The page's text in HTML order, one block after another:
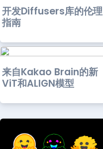
开发Diffusers库的伦理
指南
来自Kakao Brain的新
ViT和ALIGN模型